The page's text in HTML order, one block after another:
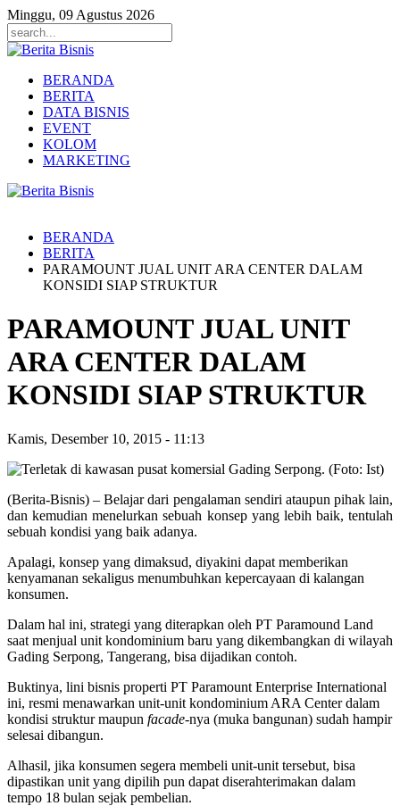
Minggu, 09 Agustus 2026
BERANDA
BERITA
DATA BISNIS
EVENT
KOLOM
MARKETING
BERANDA
BERITA
PARAMOUNT JUAL UNIT ARA CENTER DALAM
KONSIDI SIAP STRUKTUR
PARAMOUNT JUAL UNIT
ARA CENTER DALAM
KONSIDI SIAP STRUKTUR
Kamis, Desember 10, 2015 - 11:13
(Berita-Bisnis) – Belajar dari pengalaman sendiri ataupun pihak lain,
dan kemudian menelurkan sebuah konsep yang lebih baik, tentulah
sebuah kondisi yang baik adanya.
Apalagi, konsep yang dimaksud, diyakini dapat memberikan
kenyamanan sekaligus menumbuhkan kepercayaan di kalangan
konsumen.
Dalam hal ini, strategi yang diterapkan oleh PT Paramound Land
saat menjual unit kondominium baru yang dikembangkan di wilayah
Gading Serpong, Tangerang, bisa dijadikan contoh.
Buktinya, lini bisnis properti PT Paramount Enterprise International
ini, resmi menawarkan unit-unit kondominium ARA Center dalam
kondisi struktur maupun facade-nya (muka bangunan) sudah hampir
selesai dibangun.
Alhasil, jika konsumen segera membeli unit-unit tersebut, bisa
dipastikan unit yang dipilih pun dapat diserahterimakan dalam
tempo 18 bulan sejak pembelian.